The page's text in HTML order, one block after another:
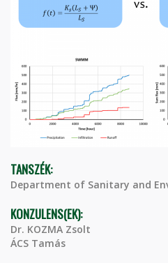
TANSZÉK:
Department of Sanitary and
KONZULENS(EK):
Dr. KOZMA Zsolt
ÁCS Tamás